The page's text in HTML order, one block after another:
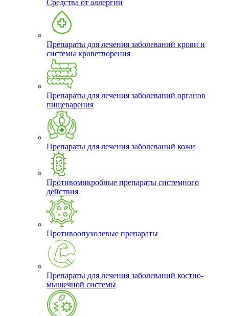
Средства от аллергии
Препараты для лечения заболеваний крови и
системы кроветворения
Препараты для лечения заболеваний органов
пищеварения
Препараты для лечения заболеваний кожи
Противомикробные препараты системного
действия
Противоопухолевые препараты
Препараты для лечения заболеваний костно-
мышечной системы